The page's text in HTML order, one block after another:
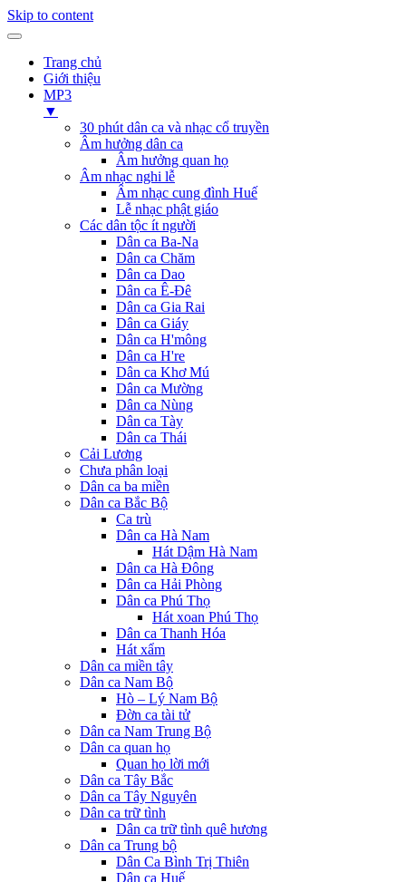
Skip to content
Trang chủ
Giới thiệu
MP3
▼
30 phút dân ca và nhạc cổ truyền
Âm hưởng dân ca
Âm hưởng quan họ
Âm nhạc nghi lễ
Âm nhạc cung đình Huế
Lễ nhạc phật giáo
Các dân tộc ít người
Dân ca Ba-Na
Dân ca Chăm
Dân ca Dao
Dân ca Ê-Đê
Dân ca Gia Rai
Dân ca Giáy
Dân ca H'mông
Dân ca H're
Dân ca Khơ Mú
Dân ca Mường
Dân ca Nùng
Dân ca Tày
Dân ca Thái
Cải Lương
Chưa phân loại
Dân ca ba miền
Dân ca Bắc Bộ
Ca trù
Dân ca Hà Nam
Hát Dậm Hà Nam
Dân ca Hà Đông
Dân ca Hải Phòng
Dân ca Phú Thọ
Hát xoan Phú Thọ
Dân ca Thanh Hóa
Hát xẩm
Dân ca miền tây
Dân ca Nam Bộ
Hò – Lý Nam Bộ
Đờn ca tài tử
Dân ca Nam Trung Bộ
Dân ca quan họ
Quan họ lời mới
Dân ca Tây Bắc
Dân ca Tây Nguyên
Dân ca trữ tình
Dân ca trữ tình quê hương
Dân ca Trung bộ
Dân Ca Bình Trị Thiên
Dân ca Huế